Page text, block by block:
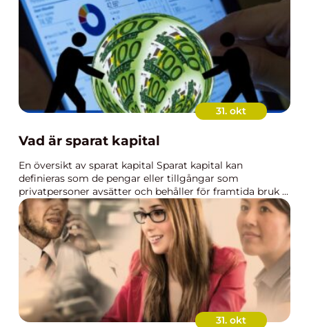
31. okt
Vad är sparat kapital
En översikt av sparat kapital Sparat kapital kan
definieras som de pengar eller tillgångar som
privatpersoner avsätter och behåller för framtida bruk ...
31. okt